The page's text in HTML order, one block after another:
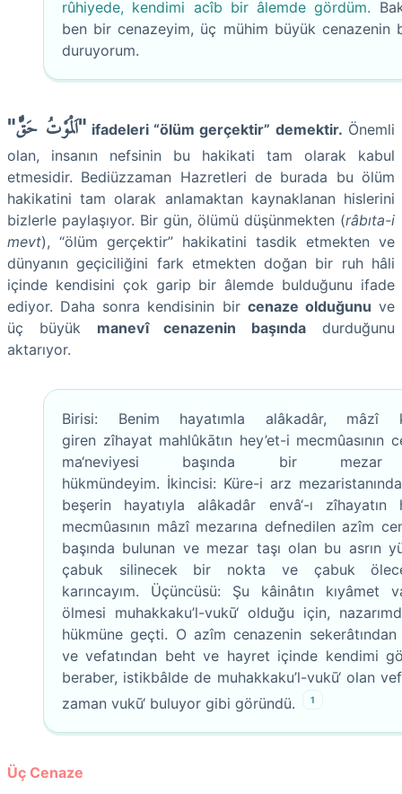
rûhiyede, kendimi acîb bir âlemde gördüm.
ben bir cenazeyim, üç mühim büyük cenazenin
duruyorum.
"اَلْمَوْتُ حَقٌّ" ifadeleri “ölüm gerçektir” demektir. Önemli
olan, insanın nefsinin bu hakikati tam olarak kabul
etmesidir. Bediüzzaman Hazretleri de burada bu ölüm
hakikatini tam olarak anlamaktan kaynaklanan hislerini
bizlerle paylaşıyor. Bir gün, ölümü düşünmekten (râbıta-i
mevt), “ölüm gerçektir” hakikatini tasdik etmekten ve
dünyanın geçiciliğini fark etmekten doğan bir ruh hâli
içinde kendisini çok garip bir âlemde bulduğunu ifade
ediyor. Daha sonra kendisinin bir cenaze olduğunu ve
üç büyük manevî cenazenin başında durduğunu
aktarıyor.
Birisi: Benim hayatımla alâkadâr, mâzî
giren zîhayat mahlûkātın hey’et-i mecmûasının
ma‘neviyesi başında bir
hükmündeyim. İkincisi: Küre-i arz
beşerin hayatıyla alâkadâr envâ‘-ı zîhayatın
mecmûasının mâzî mezarına defnedilen azîm
başında bulunan ve mezar taşı olan bu asrın
çabuk silinecek bir nokta ve çabuk
karıncayım. Üçüncüsü: Şu kâinâtın kıyâmet
ölmesi muhakkaku’l-vukū‘ olduğu için,
hükmüne geçti. O azîm cenazenin
ve vefatından beht ve hayret içinde kendimi
beraber, istikbâlde de muhakkaku’l-vukū‘ olan
zaman vukū‘ buluyor gibi göründü.
1
Üç Cenaze